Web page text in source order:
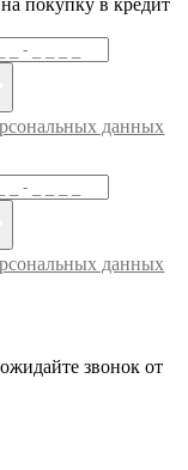
данных
данных
звонок от